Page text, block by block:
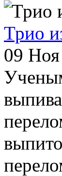
Трио
09